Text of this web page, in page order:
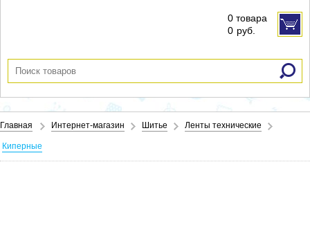
0 товара
0 руб.
Главная Интернет-магазин Шитье Ленты технические
Киперные